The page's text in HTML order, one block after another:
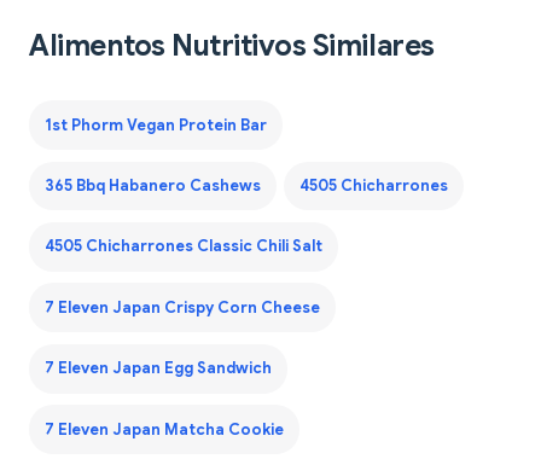
Alimentos Nutritivos Similares
1st Phorm Vegan Protein Bar
365 Bbq Habanero Cashews 4505 Chicharrones
4505 Chicharrones Classic Chili Salt
7 Eleven Japan Crispy Corn Cheese
7 Eleven Japan Egg Sandwich
7 Eleven Japan Matcha Cookie